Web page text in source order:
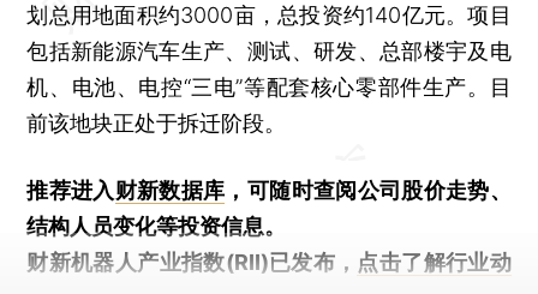
划总用地面积约3000亩，总投资约140亿元。项目
包括新能源汽车生产、测试、研发、总部楼宇及电
机、电池、电控“三电”等配套核心零部件生产。目
前该地块正处于拆迁阶段。
推荐进入财新数据库 ，可随时查阅公司股价走势、
结构人员变化等投资信息。
财新机器人产业指数(RII)已发布， 点击了解行业动